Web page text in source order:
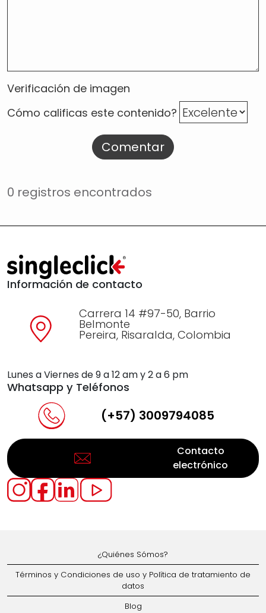
Verificación de imagen
Cómo calificas este contenido?
Comentar
0 registros encontrados
Información de contacto
Carrera 14 #97-50, Barrio
Belmonte
Pereira, Risaralda, Colombia
Lunes a Viernes de 9 a 12 am y 2 a 6 pm
Whatsapp y Teléfonos
(+57) 3009794085
Contacto
electrónico
¿Quiénes Sómos?
Términos y Condiciones de uso y Política de tratamiento de
datos
Blog